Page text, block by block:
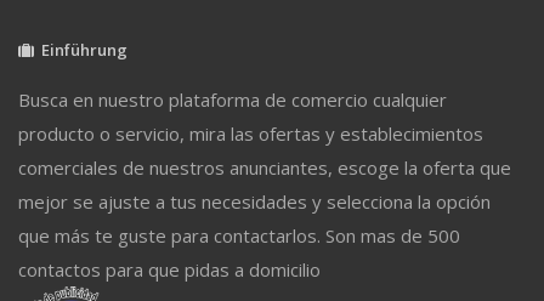
Einführung
Busca en nuestro plataforma de comercio cualquier
producto o servicio, mira las ofertas y establecimientos
comerciales de nuestros anunciantes, escoge la oferta que
mejor se ajuste a tus necesidades y selecciona la opción
que más te guste para contactarlos. Son mas de 500
contactos para que pidas a domicilio